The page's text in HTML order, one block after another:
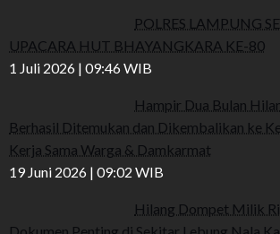
POLRES LAMPUNG
UPACARA HUT BHAYANGKARA KE-80
1 Juli 2026 | 09:46 WIB
Hampir Dua Bulan
Berhasil Ditemukan dan Dikembalikan ke
Kerja Sama Warga & Damkarmat
19 Juni 2026 | 09:02 WIB
Hilang Dompet Milik